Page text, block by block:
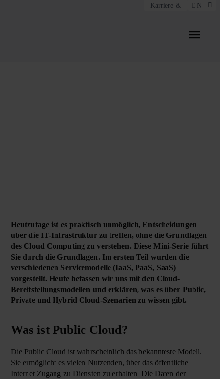
Karriere
Heutzutage ist es praktisch unmöglich, Entscheidungen
über die IT-Infrastruktur zu treffen, ohne die Grundlagen
des Cloud Computing zu verstehen. Diese Mini-Serie führt
Sie durch die Grundlagen. Im ersten Teil wurden die
verschiedenen Servicemodelle (IaaS, PaaS, SaaS)
vorgestellt. Heute befassen wir uns mit den Cloud-
Bereitstellungsmodellen und erklären, was es über Public,
Private und Hybrid Cloud-Szenarien zu wissen gibt.
Was ist Public Cloud?
Die Public Cloud ist wahrscheinlich das bekannteste Modell.
Sie ermöglicht es vielen Nutzenden, über das öffentliche
Internet Zugang zu Diensten zu erhalten. Die Daten der